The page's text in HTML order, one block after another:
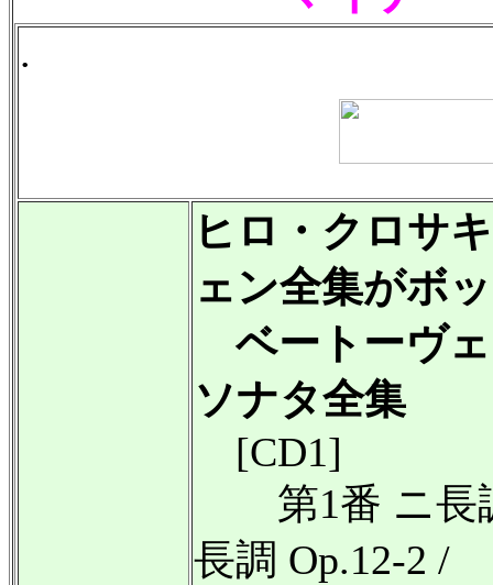
.
ヒロ・クロサ
ェン全集がボ
ベートーヴ
ソナタ全集
[CD1]
第1番 ニ長
長調 Op.12-2 /